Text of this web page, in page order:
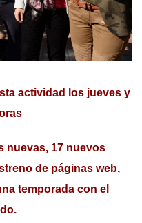
actividad los jueves y
nuevas, 17 nuevos
de páginas web,
temporada con el